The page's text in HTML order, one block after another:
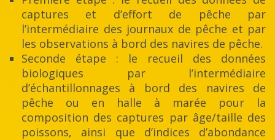
captures et d’effort de pêche par
l’intermédiaire des journaux de pêche et par
les observations à bord des navires de pêche.
Seconde étape : le recueil des données
biologiques par l’intermédiaire
d’échantillonnages à bord des navires de
pêche ou en halle à marée pour la
composition des captures par âge/taille des
poissons, ainsi que d’indices d’abondance